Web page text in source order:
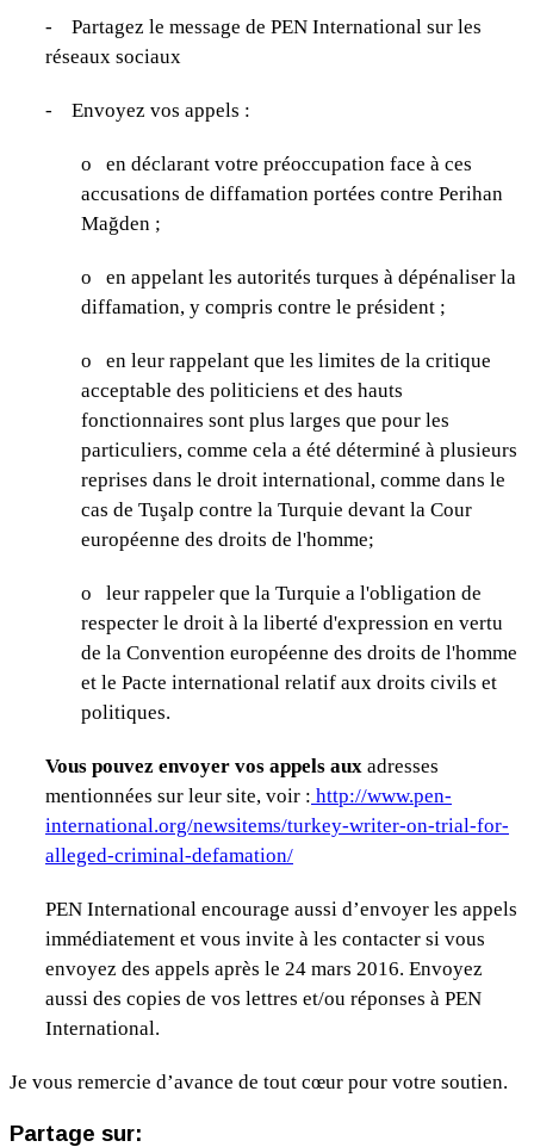
-
Partagez le message de PEN International sur les
réseaux sociaux
- Envoyez vos appels :
o
en déclarant votre préoccupation face à ces
accusations de diffamation portées contre Perihan
Mağden ;
o
en appelant les autorités turques à dépénaliser la
diffamation, y compris contre le président ;
o
en leur rappelant que les limites de la critique
acceptable des politiciens et des hauts
fonctionnaires sont plus larges que pour les
particuliers, comme cela a été déterminé à plusieurs
reprises dans le droit international, comme dans le
cas de Tuşalp contre la Turquie devant la Cour
européenne des droits de l'homme;
o
leur rappeler que la Turquie a l'obligation de
respecter le droit à la liberté d'expression en vertu
de la Convention européenne des droits de l'homme
et le Pacte international relatif aux droits civils et
politiques.
Vous pouvez envoyer vos appels aux adresses
mentionnées sur leur site, voir : http://www.pen-
international.org/newsitems/turkey-writer-on-trial-for-
alleged-criminal-defamation/
PEN International encourage aussi d’envoyer les appels
immédiatement et vous invite à les contacter si vous
envoyez des appels après le 24 mars 2016. Envoyez
aussi des copies de vos lettres et/ou réponses à PEN
International.
Je vous remercie d’avance de tout cœur pour votre soutien.
Partage sur: